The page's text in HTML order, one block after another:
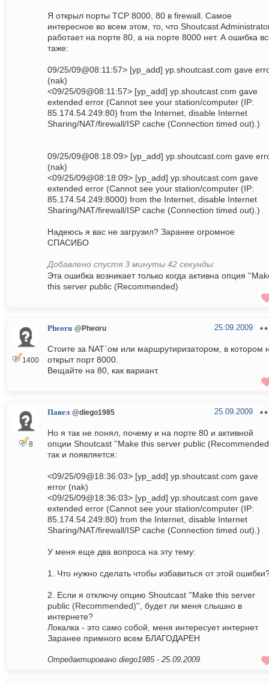
Я открыл порты TCP 8000, 80 в firewall. Самое
интересное во всем этом, то, что Shoutcast
работает на порте 80, а на порте 8000 нет. А ошибка
таже:
09/25/09@08:11:57> [yp_add] yp.shoutcast.com gave
(nak)
<09/25/09@08:11:57> [yp_add] yp.shoutcast.com gave
extended error (Cannot see your station/computer (IP:
85.174.54.249:80) from the Internet, disable Internet
Sharing/NAT/firewall/ISP cache (Connection timed out).)
09/25/09@08:18:09> [yp_add] yp.shoutcast.com gave
(nak)
<09/25/09@08:18:09> [yp_add] yp.shoutcast.com gave
extended error (Cannot see your station/computer (IP:
85.174.54.249:8000) from the Internet, disable Internet
Sharing/NAT/firewall/ISP cache (Connection timed out).)
Надеюсь я вас не загрузил? Заранее огромное
СПАСИБО
Добавлено спустя 3 минуты 42 секунды:
Эта ошибка возникает только когда активна опция
this server public (Recommended)
1400
Pheoru @Pheoru 25.09.2009
Стоите за NAT`ом или маршрутиризатором, в котором
открыт порт 8000.
Вещайте на 80, как вариант.
8
Павел @diego1985 25.09.2009
Но я так не понял, почему и на порте 80 и активной
опции Shoutcast ''Make this server public
так и появляется:
<09/25/09@18:36:03> [yp_add] yp.shoutcast.com gave
error (nak)
<09/25/09@18:36:03> [yp_add] yp.shoutcast.com gave
extended error (Cannot see your station/computer (IP:
85.174.54.249:80) from the Internet, disable Internet
Sharing/NAT/firewall/ISP cache (Connection timed out).)
У меня еще два вопроса на эту тему:
1. Что нужно сделать чтобы избавиться от этой
2. Если я отключу опцию Shoutcast ''Make this server
public (Recommended)'', будет ли меня слышно в
интернете?
Локалка - это само собой, меня интересует интернет
Заранее примного всем БЛАГОДАРЕН
Отредактировано diego1985 - 25.09.2009